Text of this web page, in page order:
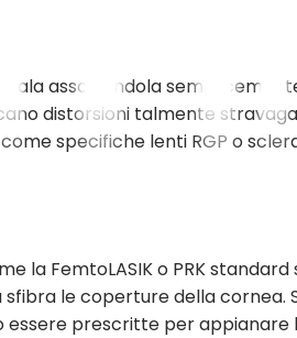
associandola
distorsioni talmente
specifiche lenti RGP o
FemtoLASIK o PRK
le coperture della cornea.
prescritte per appianare